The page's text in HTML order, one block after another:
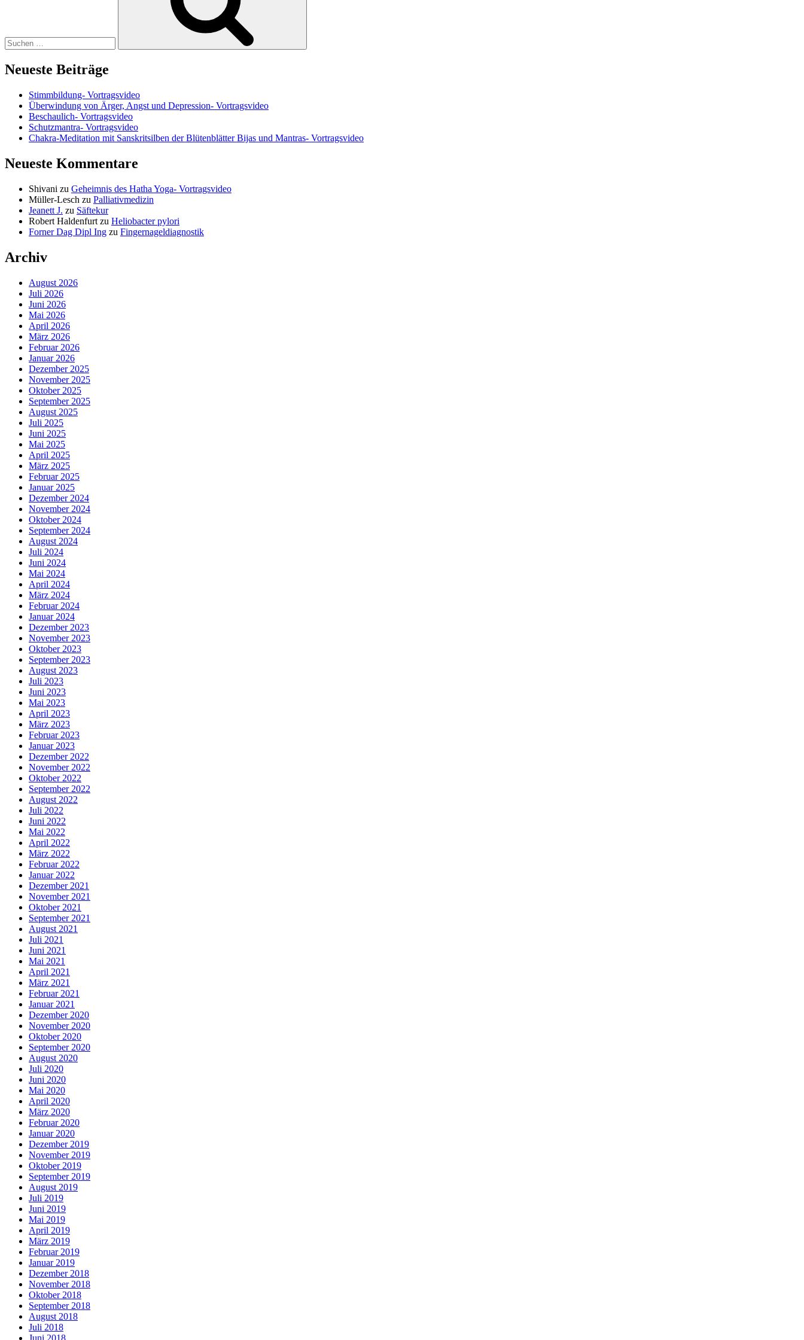
Neueste Beiträge
Stimmbildung- Vortragsvideo
Überwindung von Ärger, Angst und Depression- Vortragsvideo
Beschaulich- Vortragsvideo
Schutzmantra- Vortragsvideo
Chakra-Meditation mit Sanskritsilben der Blütenblätter Bijas und Mantras- Vortragsvideo
Neueste Kommentare
Shivani zu Geheimnis des Hatha Yoga- Vortragsvideo
Müller-Lesch zu Palliativmedizin
Jeanett J. zu Säftekur
Robert Haldenfurt zu Heliobacter pylori
Forner Dag Dipl Ing zu Fingernageldiagnostik
Archiv
August 2026
Juli 2026
Juni 2026
Mai 2026
April 2026
März 2026
Februar 2026
Januar 2026
Dezember 2025
November 2025
Oktober 2025
September 2025
August 2025
Juli 2025
Juni 2025
Mai 2025
April 2025
März 2025
Februar 2025
Januar 2025
Dezember 2024
November 2024
Oktober 2024
September 2024
August 2024
Juli 2024
Juni 2024
Mai 2024
April 2024
März 2024
Februar 2024
Januar 2024
Dezember 2023
November 2023
Oktober 2023
September 2023
August 2023
Juli 2023
Juni 2023
Mai 2023
April 2023
März 2023
Februar 2023
Januar 2023
Dezember 2022
November 2022
Oktober 2022
September 2022
August 2022
Juli 2022
Juni 2022
Mai 2022
April 2022
März 2022
Februar 2022
Januar 2022
Dezember 2021
November 2021
Oktober 2021
September 2021
August 2021
Juli 2021
Juni 2021
Mai 2021
April 2021
März 2021
Februar 2021
Januar 2021
Dezember 2020
November 2020
Oktober 2020
September 2020
August 2020
Juli 2020
Juni 2020
Mai 2020
April 2020
März 2020
Februar 2020
Januar 2020
Dezember 2019
November 2019
Oktober 2019
September 2019
August 2019
Juli 2019
Juni 2019
Mai 2019
April 2019
März 2019
Februar 2019
Januar 2019
Dezember 2018
November 2018
Oktober 2018
September 2018
August 2018
Juli 2018
Juni 2018